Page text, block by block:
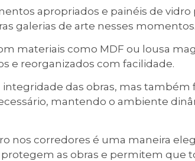
apropriados e painéis de
galerias de arte nesses momentos.
materiais como MDF ou lousa
e reorganizados com facilidade.
integridade das obras, mas também
mantendo o ambiente
nos corredores é uma maneira
protegem as obras e permitem que